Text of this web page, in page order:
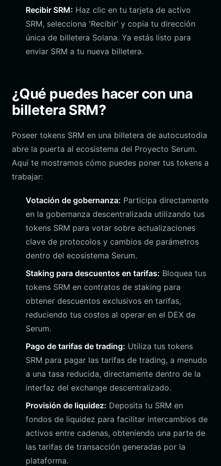
Recibir SRM: Haz clic en tu tarjeta de activo
SRM, selecciona 'Recibir' y copia tu dirección
única de billetera Solana. Ya estás listo para
enviar SRM a tu nueva billetera.
¿Qué puedes hacer con una
billetera SRM?
Poseer tokens SRM en una billetera de autocustodia
abre la puerta al ecosistema del Proyecto Serum.
Aquí te mostramos cómo puedes poner tus tokens a
trabajar:
Votación de gobernanza: Participa directamente
en la gobernanza descentralizada utilizando tus
tokens SRM para votar sobre actualizaciones
clave de protocolos y cambios de parámetros
dentro del ecosistema Serum.
Staking para descuentos en tarifas: Bloquea tus
tokens SRM en contratos de staking para
obtener descuentos exclusivos en tarifas,
reduciendo tus costos al operar en el DEX de
Serum.
Pago de tarifas de trading: Utiliza tus tokens
SRM para pagar las tarifas de trading, a menudo
a una tasa reducida, directamente dentro de la
interfaz del exchange descentralizado.
Provisión de liquidez: Deposita tu SRM en
fondos de liquidez para facilitar intercambios de
activos entre cadenas, obteniendo una parte de
las tarifas de transacción generadas por la
plataforma.